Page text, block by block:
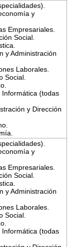
y
Empresariales.
Social.
y Administración
Laborales.
Social.
(todas
y Dirección
y
Empresariales.
Social.
y Administración
Laborales.
Social.
(todas